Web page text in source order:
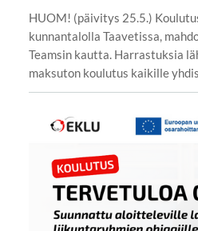
HUOM! (päivitys 25.5.)
kunnantalolla Taavetissa,
Teamsin kautta. Harrastuksia
maksuton koulutus kaikille